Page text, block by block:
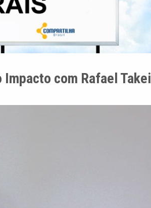
com Rafael Takei